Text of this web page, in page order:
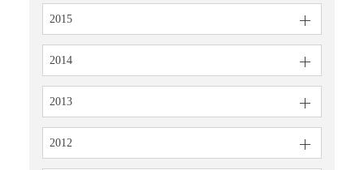
2015
2014
2013
2012